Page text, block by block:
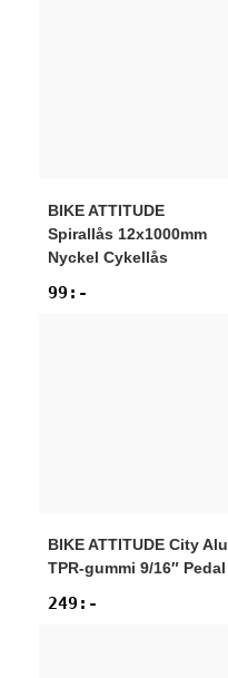
BIKE ATTITUDE
Spirallås 12x1000mm
Nyckel Cykellås
99 :-
BIKE ATTITUDE City Alu
TPR-gummi 9/16″ Pedal
249 :-